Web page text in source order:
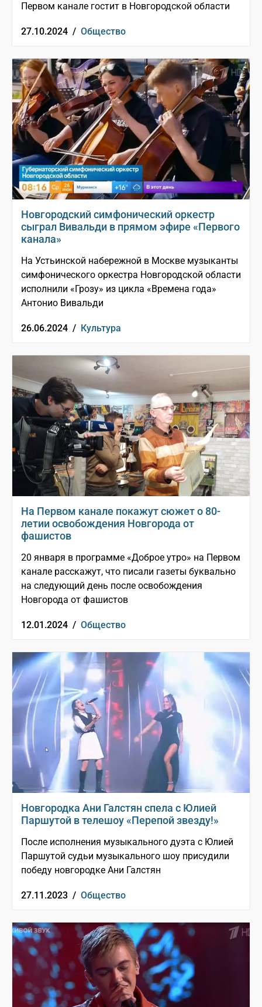
Первом канале гостит в Новгородской области
27.10.2024 / Общество
Новгородский симфонический оркестр
сыграл Вивальди в прямом эфире «Первого
канала»
На Устьинской набережной в Москве музыканты
симфонического оркестра Новгородской области
исполнили «Грозу» из цикла «Времена года»
Антонио Вивальди
26.06.2024 / Культура
На Первом канале покажут сюжет о 80-
летии освобождения Новгорода от
фашистов
20 января в программе «Доброе утро» на Первом
канале расскажут, что писали газеты буквально
на следующий день после освобождения
Новгорода от фашистов
12.01.2024 / Общество
Новгородка Ани Галстян спела с Юлией
Паршутой в телешоу «Перепой звезду!»
После исполнения музыкального дуэта с Юлией
Паршутой судьи музыкального шоу присудили
победу новгородке Ани Галстян
27.11.2023 / Общество